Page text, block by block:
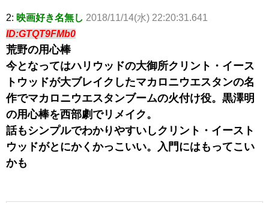
2: 映画好き名無し 2018/11/14(水) 22:20:31.641
ID:GTQT9FMb0
荒野の用心棒
今となってはハリウッドの大御所クリント・イース
トウッドが大ブレイクしたマカロニウエスタンの名
作でマカロニウエスタンブームの火付け役。黒澤明
の用心棒を西部劇でリメイク。
話もシンプルでわかりやすいしクリント・イースト
ウッドがとにかくかっこいい。入門にはもってこい
かも